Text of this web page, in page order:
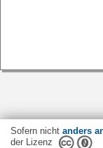
Sofern nicht anders
der Lizenz